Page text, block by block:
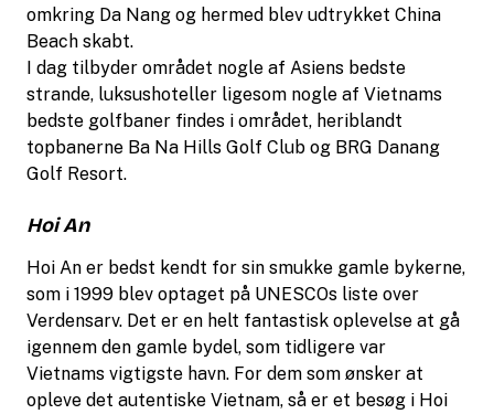
omkring Da Nang og hermed blev udtrykket China
Beach skabt.
I dag tilbyder området nogle af Asiens bedste
strande, luksushoteller ligesom nogle af Vietnams
bedste golfbaner findes i området, heriblandt
topbanerne Ba Na Hills Golf Club og BRG Danang
Golf Resort.
Hoi An
Hoi An er bedst kendt for sin smukke gamle bykerne,
som i 1999 blev optaget på UNESCOs liste over
Verdensarv. Det er en helt fantastisk oplevelse at gå
igennem den gamle bydel, som tidligere var
Vietnams vigtigste havn. For dem som ønsker at
opleve det autentiske Vietnam, så er et besøg i Hoi